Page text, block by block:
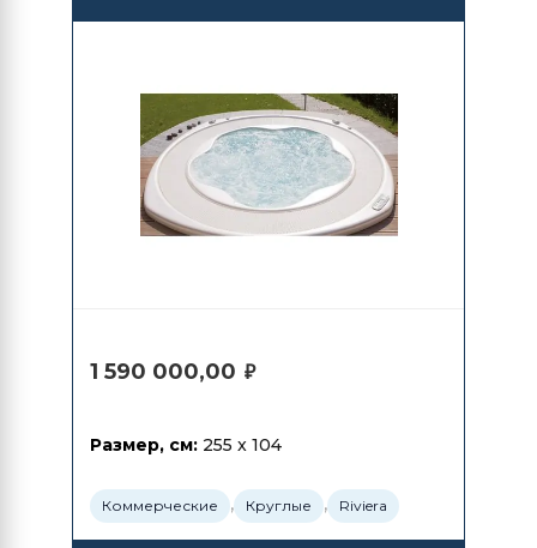
1 590 000,00 ₽
Размер, см: 255 x 104
Коммерческие , Круглые , Riviera